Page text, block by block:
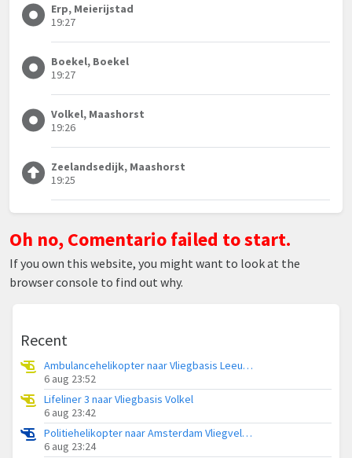
Erp, Meierijstad
19:27
Boekel, Boekel
19:27
Volkel, Maashorst
19:26
Zeelandsedijk, Maashorst
19:25
Oh no, Comentario failed to start.
If you own this website, you might want to look at the
browser console to find out why.
Recent
Ambulancehelikopter naar Vliegbasis Leeuwarden
6 aug 23:52
Lifeliner 3 naar Vliegbasis Volkel
6 aug 23:42
Politiehelikopter naar Amsterdam Vliegveld Schiphol
6 aug 23:24